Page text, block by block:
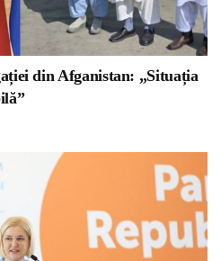
din Afganistan: „Situația